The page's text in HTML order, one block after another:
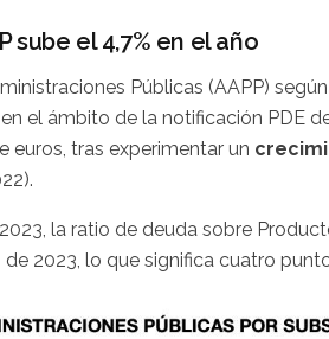
sube el 4,7% en el año
Públicas (AAPP)
el ámbito de la notificación PDE
euros, tras experimentar un
la ratio de deuda sobre
de 2023, lo que significa cuatro